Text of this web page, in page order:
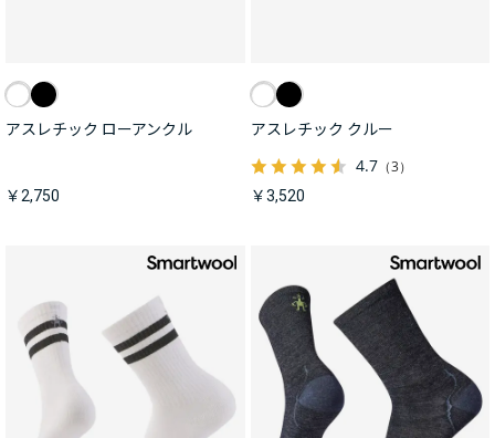
アスレチック ローアンクル
￥2,750
アスレチック クルー
4.7（3）
￥3,520